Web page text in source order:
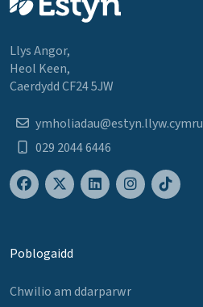
Llys Angor,
Heol Keen,
Caerdydd CF24 5JW
ymholiadau@estyn.llyw.cymru
029 2044 6446
Poblogaidd
Chwilio am ddarparwr